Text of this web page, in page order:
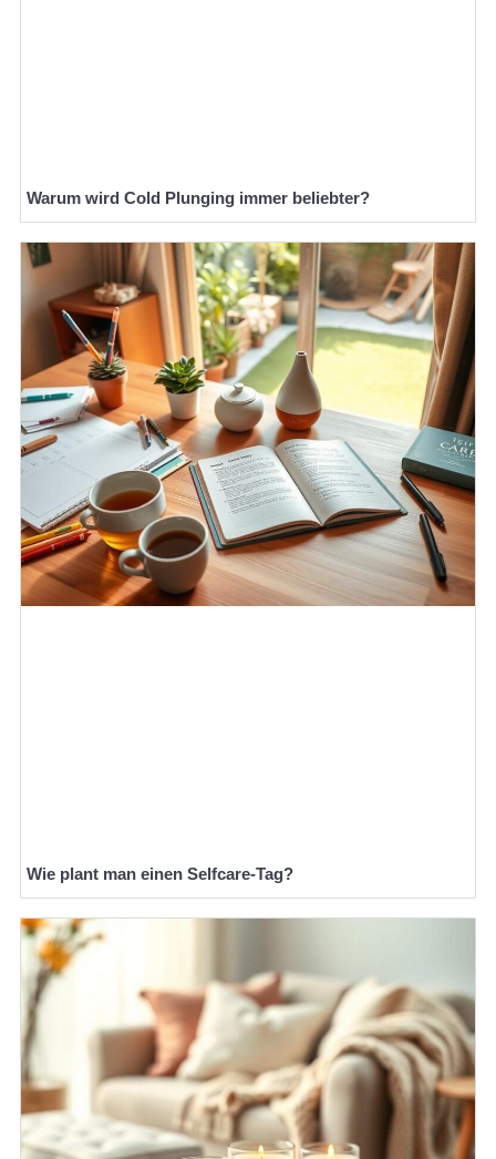
Warum wird Cold Plunging immer beliebter?
Wie plant man einen Selfcare-Tag?